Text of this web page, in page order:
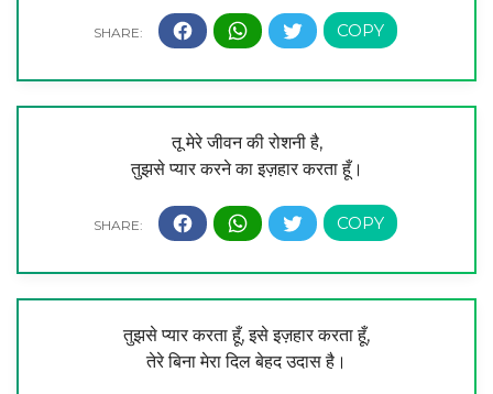
तू मेरे जीवन की रोशनी है,
तुझसे प्यार करने का इज़हार करता हूँ।
तुझसे प्यार करता हूँ, इसे इज़हार करता हूँ,
तेरे बिना मेरा दिल बेहद उदास है।